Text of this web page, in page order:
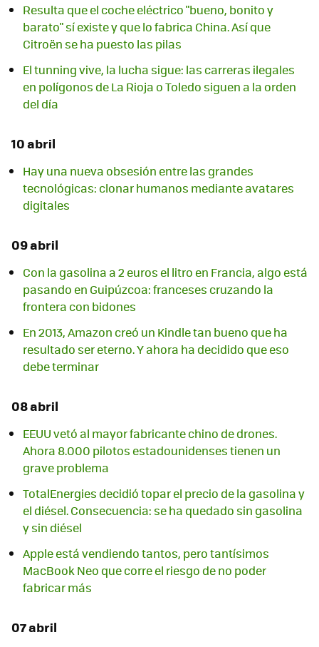
Resulta que el coche eléctrico "bueno, bonito y
barato" sí existe y que lo fabrica China. Así que
Citroën se ha puesto las pilas
El tunning vive, la lucha sigue: las carreras ilegales
en polígonos de La Rioja o Toledo siguen a la orden
del día
10 abril
Hay una nueva obsesión entre las grandes
tecnológicas: clonar humanos mediante avatares
digitales
09 abril
Con la gasolina a 2 euros el litro en Francia, algo está
pasando en Guipúzcoa: franceses cruzando la
frontera con bidones
En 2013, Amazon creó un Kindle tan bueno que ha
resultado ser eterno. Y ahora ha decidido que eso
debe terminar
08 abril
EEUU vetó al mayor fabricante chino de drones.
Ahora 8.000 pilotos estadounidenses tienen un
grave problema
TotalEnergies decidió topar el precio de la gasolina y
el diésel. Consecuencia: se ha quedado sin gasolina
y sin diésel
Apple está vendiendo tantos, pero tantísimos
MacBook Neo que corre el riesgo de no poder
fabricar más
07 abril